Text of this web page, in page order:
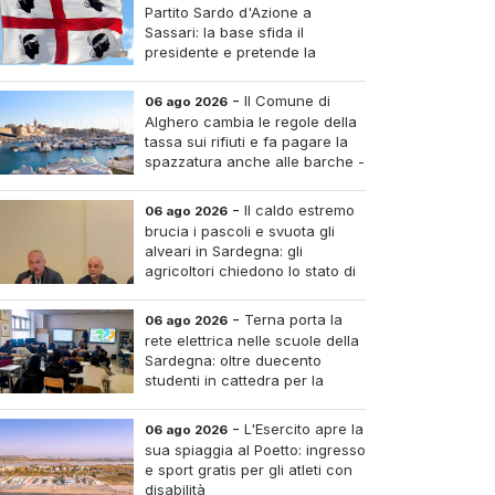
Partito Sardo d'Azione a
Sassari: la base sfida il
presidente e pretende la
06 ago 2026 - Il Comune di
Alghero cambia le regole della
tassa sui rifiuti e fa pagare la
spazzatura anche alle barche -
06 ago 2026 - Il caldo estremo
brucia i pascoli e svuota gli
alveari in Sardegna: gli
agricoltori chiedono lo stato di
06 ago 2026 - Terna porta la
rete elettrica nelle scuole della
Sardegna: oltre duecento
studenti in cattedra per la
06 ago 2026 - L'Esercito apre la
sua spiaggia al Poetto: ingresso
e sport gratis per gli atleti con
disabilità